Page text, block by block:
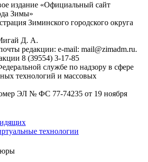
издание «Официальный сайт
Зимы»
Зиминского городского округа
Д. А.
редакции: e-mail: mail@zimadm.ru.
8 (39554) 3-17-85
службе по надзору в сфере
технологий и массовых
ЭЛ № ФС 77-74235 от 19 ноября
технологии